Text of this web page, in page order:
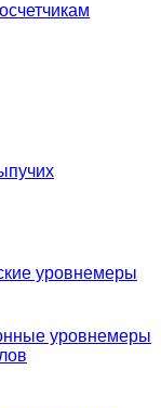
уровнемеры
уровнемеры